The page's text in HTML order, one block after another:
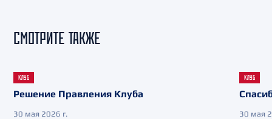
СМОТРИТЕ ТАКЖЕ
КЛУБ
Решение Правления Клуба
30 мая 2026 г.
КЛУБ
30 мая